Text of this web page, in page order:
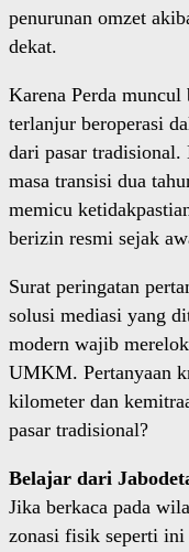
penurunan omzet
dekat.
Karena Perda muncul
terlanjur beroperasi
dari pasar
masa transisi dua
memicu
berizin resmi sejak
Surat peringatan
solusi mediasi yang
modern wajib
UMKM. Pertanyaan
kilometer dan
pasar tradisional?
Belajar dari
Jika berkaca pada
zonasi fisik seperti ini